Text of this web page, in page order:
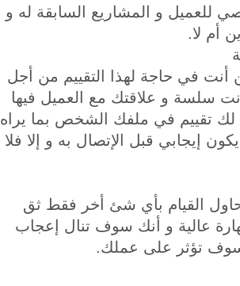
للعميل و المشاريع السابقة له و
أم لا.
أنت في حاجة لهذا التقييم من أجل
سلسة و علاقتك مع العميل فيها
تقييم في ملفك الشخص بما يراه
إيجابي قبل الإتصال به و إلا فلا
تحاول القيام بأي شئ أخر فقط ثق
عالية و أنك سوف تنال إعجاب
سوف تؤثر على عملك.